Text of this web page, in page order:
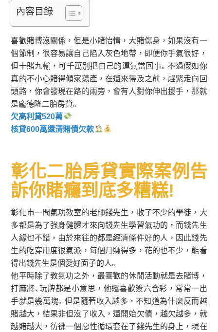
內容目錄
喜歡賭博沒關係，但是小賭怡情，大賭傷身，如果沒有一
個節制，很容易讓自己陷入灰色地帶，即便你手氣很好，
但十賭九輸，可千萬別把自己的運氣當回事。不過假如你
真的不小心賭得傾家蕩產，在還來得及之前，趕緊走向回
頭路，你會發現在路的兩旁，會有人對你伸出援手，那就
是龐德隆二胎房貸。
欠高利貸520萬
核貸600萬還清賭債欠款
彰化二胎房貸實際案例告
訴你賭癮到底多糟糕!
彰化市一間氣功教室的老師錢先生，收了不少的學徒，大
多都是為了強身健體才來向錢先生學習氣功的，而錢先生
人緣也不錯，由於來往的都是經濟條件好的人，因此錢先
生的吃穿用度很氣派，每個月賺得多，花的也不少，能看
得出錢先生是個愛好面子的人。
他平時除了教氣功之外，最喜歡的休閒活動就是去賭博，
打麻將、玩牌都是小意思，他還喜歡簽六合彩，常常一出
手就是幾萬塊。但是隨著收入越多，不知道為什麼反而越
賭越大，結果非但沒了收入，還開始欠債，越欠越多，就
越賭越大，彷彿一個惡性循環套在了錢先生的身上，現在